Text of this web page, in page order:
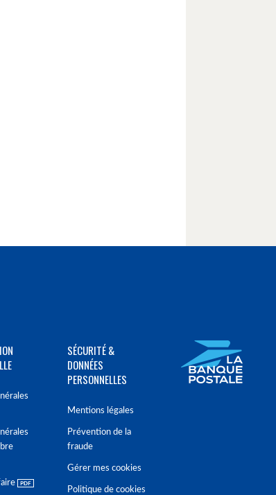
SÉCURITÉ &
DONNÉES
PERSONNELLES
Mentions légales
Prévention de la
fraude
Gérer mes cookies
Politique de cookies